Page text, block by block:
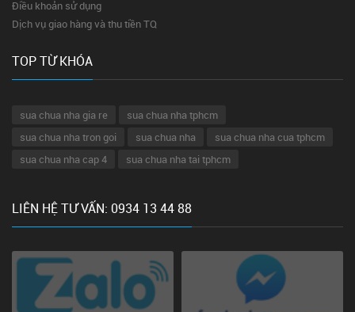
Điều khoản sử dụng
Dịch vụ giao hàng và thu tiền TQ
TOP TỪ KHÓA
sua chua nha gia re
sua chua nha tphcm
sua chua nha tron goi
sua chua nha
sua chua nha cua tphcm
sua chua nha cap 4
sua chua nha tai tphcm
LIÊN HỆ TƯ VẤN: 0934 13 44 88